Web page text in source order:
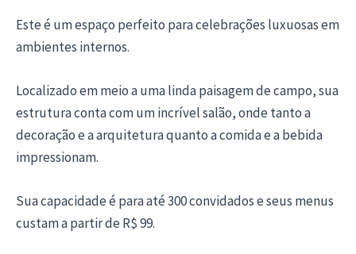
Este é um espaço perfeito para celebrações luxuosas em
ambientes internos.
Localizado em meio a uma linda paisagem de campo, sua
estrutura conta com um incrível salão, onde tanto a
decoração e a arquitetura quanto a comida e a bebida
impressionam.
Sua capacidade é para até 300 convidados e seus menus
custam a partir de R$ 99.